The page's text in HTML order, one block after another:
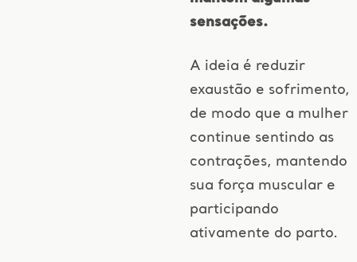
sensações.
A ideia é reduzir
exaustão e sofrimento,
de modo que a mulher
continue sentindo as
contrações, mantendo
sua força muscular e
participando
ativamente do parto.